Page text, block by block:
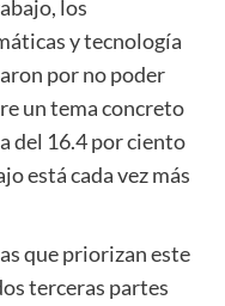
los
y tecnología
por no poder
un tema concreto
del 16.4 por ciento
está cada vez más
que priorizan este
terceras partes